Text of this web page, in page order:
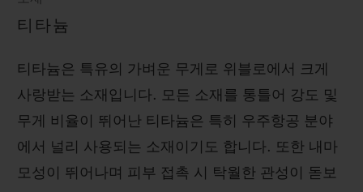
티타늄
티타늄은 특유의 가벼운 무게로 위블로에서 크게
사랑받는 소재입니다. 모든 소재를 통틀어 강도 및
무게 비율이 뛰어난 티타늄은 특히 우주항공 분야
에서 널리 사용되는 소재이기도 합니다. 또한 내마
모성이 뛰어나며 피부 접촉 시 탁월한 관성이 돋보